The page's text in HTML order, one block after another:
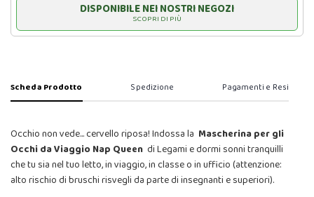
DISPONIBILE NEI NOSTRI NEGOZI
SCOPRI DI PIÙ
Scheda Prodotto Spedizione Pagamenti e Resi
Occhio non vede... cervello riposa! Indossa la Mascherina per gli
Occhi da Viaggio Nap Queen di Legami e dormi sonni tranquilli
che tu sia nel tuo letto, in viaggio, in classe o in ufficio (attenzione:
alto rischio di bruschi risvegli da parte di insegnanti e superiori).